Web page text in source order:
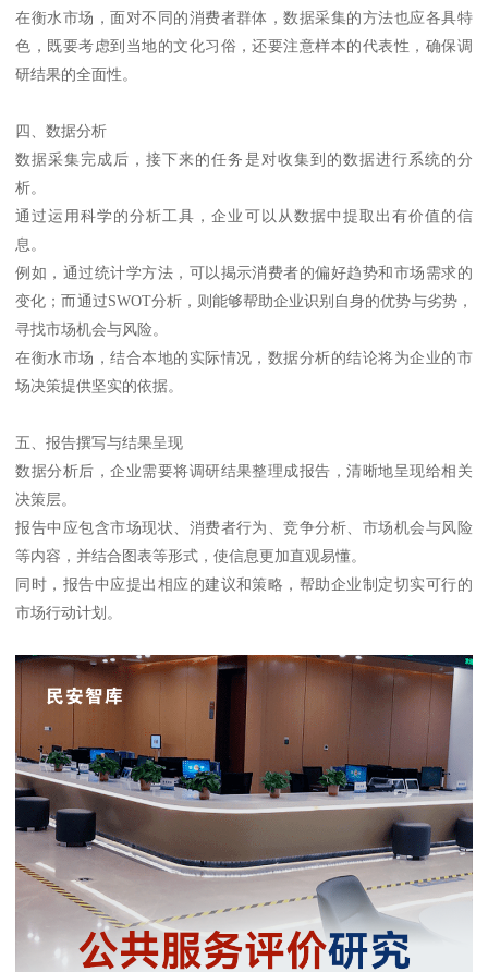
在衡水市场，面对不同的消费者群体，数据采集的方法也应各具特
色，既要考虑到当地的文化习俗，还要注意样本的代表性，确保调
研结果的全面性。
四、数据分析
数据采集完成后，接下来的任务是对收集到的数据进行系统的分
析。
通过运用科学的分析工具，企业可以从数据中提取出有价值的信
息。
例如，通过统计学方法，可以揭示消费者的偏好趋势和市场需求的
变化；而通过SWOT分析，则能够帮助企业识别自身的优势与劣势，
寻找市场机会与风险。
在衡水市场，结合本地的实际情况，数据分析的结论将为企业的市
场决策提供坚实的依据。
五、报告撰写与结果呈现
数据分析后，企业需要将调研结果整理成报告，清晰地呈现给相关
决策层。
报告中应包含市场现状、消费者行为、竞争分析、市场机会与风险
等内容，并结合图表等形式，使信息更加直观易懂。
同时，报告中应提出相应的建议和策略，帮助企业制定切实可行的
市场行动计划。